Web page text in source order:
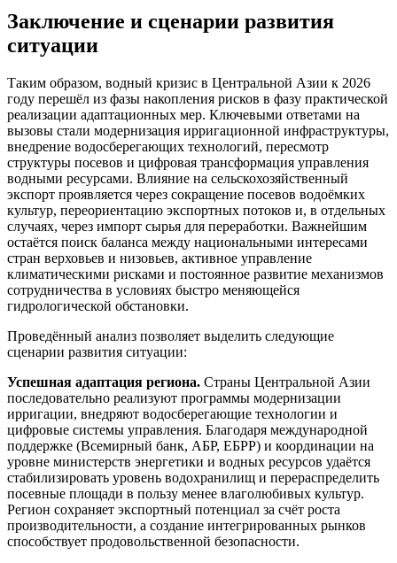
Заключение и сценарии развития
ситуации
Таким образом, водный кризис в Центральной Азии к 2026
году перешёл из фазы накопления рисков в фазу практической
реализации адаптационных мер. Ключевыми ответами на
вызовы стали модернизация ирригационной инфраструктуры,
внедрение водосберегающих технологий, пересмотр
структуры посевов и цифровая трансформация управления
водными ресурсами. Влияние на сельскохозяйственный
экспорт проявляется через сокращение посевов водоёмких
культур, переориентацию экспортных потоков и, в отдельных
случаях, через импорт сырья для переработки. Важнейшим
остаётся поиск баланса между национальными интересами
стран верховьев и низовьев, активное управление
климатическими рисками и постоянное развитие механизмов
сотрудничества в условиях быстро меняющейся
гидрологической обстановки.
Проведённый анализ позволяет выделить следующие
сценарии развития ситуации:
Успешная адаптация региона. Страны Центральной Азии
последовательно реализуют программы модернизации
ирригации, внедряют водосберегающие технологии и
цифровые системы управления. Благодаря международной
поддержке (Всемирный банк, АБР, ЕБРР) и координации на
уровне министерств энергетики и водных ресурсов удаётся
стабилизировать уровень водохранилищ и перераспределить
посевные площади в пользу менее влаголюбивых культур.
Регион сохраняет экспортный потенциал за счёт роста
производительности, а создание интегрированных рынков
способствует продовольственной безопасности.